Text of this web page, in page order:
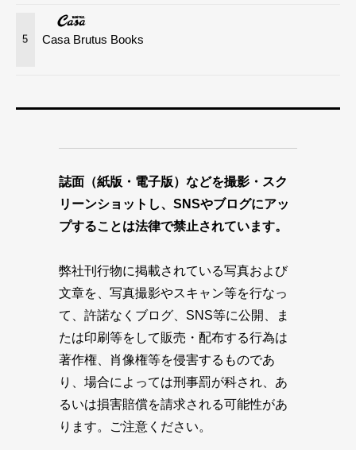
5 Casa Brutus Books
誌面（紙版・電子版）などを撮影・スク
リーンショットし、SNSやブログにアッ
プすることは法律で禁止されています。
弊社刊行物に掲載されている写真および
文章を、写真撮影やスキャン等を行なっ
て、許諾なくブログ、SNS等に公開、ま
たは印刷等をして販売・配布する行為は
著作権、肖像権等を侵害するものであ
り、場合によっては刑事罰が科され、あ
るいは損害賠償を請求される可能性があ
ります。ご注意ください。